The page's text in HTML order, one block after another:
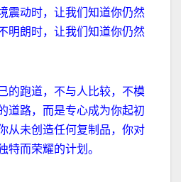
震动时，让我们知道你仍然
明朗时，让我们知道你仍然
的跑道，不与人比较，不模
道路，而是专心成为你起初
从未创造任何复制品，你对
特而荣耀的计划。